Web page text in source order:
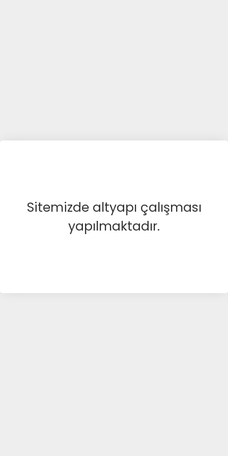
Sitemizde altyapı çalışması
yapılmaktadır.